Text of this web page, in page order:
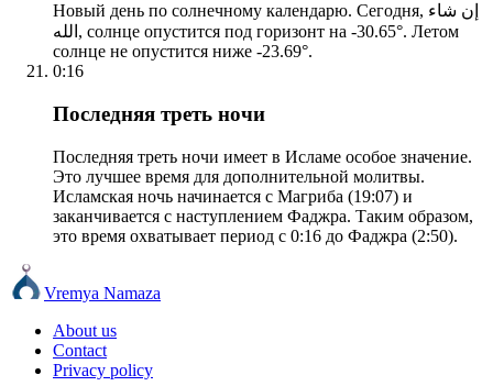
Новый день по солнечному календарю. Сегодня, إن شاء
الله, солнце опустится под горизонт на -30.65°. Летом
солнце не опустится ниже -23.69°.
0:16
Последняя треть ночи
Последняя треть ночи имеет в Исламе особое значение.
Это лучшее время для дополнительной молитвы.
Исламская ночь начинается с Магриба (19:07) и
заканчивается с наступлением Фаджра. Таким образом,
это время охватывает период с 0:16 до Фаджра (2:50).
Vremya Namaza
About us
Contact
Privacy policy